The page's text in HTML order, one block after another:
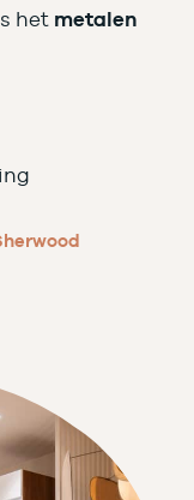
het metalen